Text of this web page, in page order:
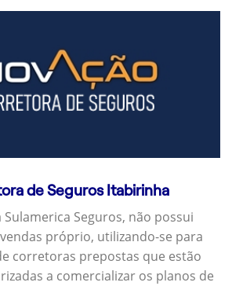
de Seguros Itabirinha
Seguros, não possui
próprio, utilizando-se para
corretoras prepostas que estão
a comercializar os planos de